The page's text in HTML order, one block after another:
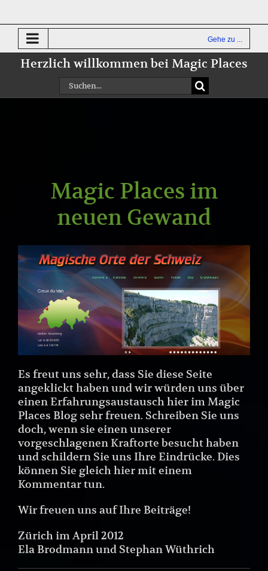
springen
Gehe zu ...
Herzlich willkommen bei Magic Places
Suche
nach:
Magic Places im
neuen Gewand
Es freut uns sehr, dass Sie diese Seite
angeklickt haben und wir würden uns über
einen Erfahrungsaustausch hier im Magic
Places Blog sehr freuen. Schreiben Sie uns
doch, wenn sie einen unserer
vorgeschlagenen Kraftorte besucht haben
und schildern Sie uns Ihre Eindrücke. Dies
können Sie gleich hier mit einem
Kommentar tun.
Wir freuen uns auf Ihre Beiträge!
Zürich im April 2012
Ela Brodmann und Stephan Wüthrich